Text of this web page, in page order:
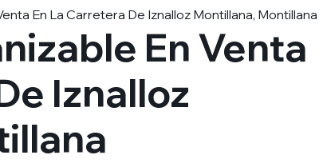
En La Carretera De Iznalloz Montillana, Montillana
En Venta
Iznalloz